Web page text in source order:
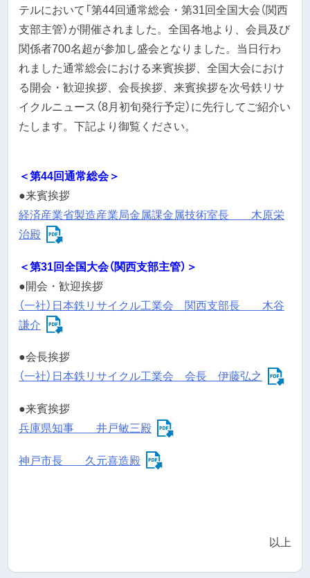
テルにおいて「第44回通常総会・第31回全国大会（関西
支部主管）が開催されました。全国各地より、会員及び
関係者700名超が参加し盛会となりました。当日行わ
れました通常総会における来賓挨拶、全国大会におけ
る開会・歓迎挨拶、会長挨拶、来賓挨拶を次号鉄リサ
イクルニュース（8月初旬発行予定）に先行してご紹介い
たします。下記より御覧ください。
＜第44回通常総会＞
●来賓挨拶
経済産業省製造産業局金属課金属技術室長 木原栄
治殿
＜第31回全国大会（関西支部主管）＞
●開会・歓迎挨拶
（一社）日本鉄リサイクル工業会 関西支部長 木谷
謙介
●会長挨拶
（一社）日本鉄リサイクル工業会 会長 伊藤弘之
●来賓挨拶
兵庫県知事 井戸敏三殿
神戸市長 久元喜造殿
以上